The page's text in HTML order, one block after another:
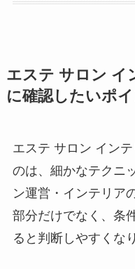
エステ サロン イ
に確認したいポイ
エステ サロン イン
のは、細かなテクニ
ン運営・インテリア
部分だけでなく、条
ると判断しやすくな